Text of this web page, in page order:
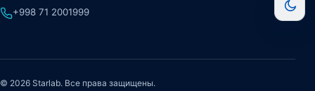
+998 71 2001999
© 2026 Starlab. Все права защищены.